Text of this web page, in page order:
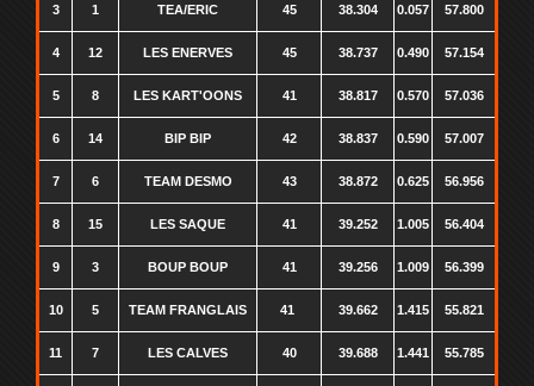
3 1 TEA/ERIC 45 38.304 0.057 57.800
4 12 LES ENERVES 45 38.737 0.490 57.154
5 8 LES KART'OONS 41 38.817 0.570 57.036
6 14 BIP BIP 42 38.837 0.590 57.007
7 6 TEAM DESMO 43 38.872 0.625 56.956
8 15 LES SAQUE 41 39.252 1.005 56.404
9 3 BOUP BOUP 41 39.256 1.009 56.399
10 5 TEAM FRANGLAIS 41 39.662 1.415 55.821
11 7 LES CALVES 40 39.688 1.441 55.785